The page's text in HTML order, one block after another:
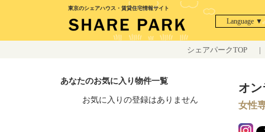
東京のシェアハウス・賃貸住宅情報サイト
Language ▼
シェアパークTOP |
オ
女性
あなたのお気に入り物件一覧
お気に入りの登録はありません